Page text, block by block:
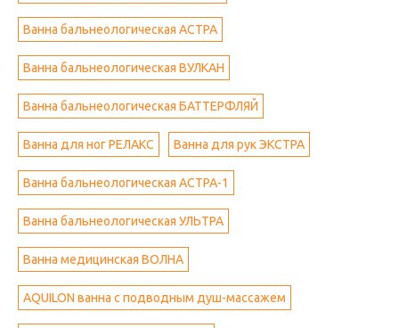
Ванна бальнеологическая АСТРА
Ванна бальнеологическая ВУЛКАН
Ванна бальнеологическая БАТТЕРФЛЯЙ
Ванна для ног РЕЛАКС Ванна для рук ЭКСТРА
Ванна бальнеологическая АСТРА-1
Ванна бальнеологическая УЛЬТРА
Ванна медицинская ВОЛНА
AQUILON ванна с подводным душ-массажем